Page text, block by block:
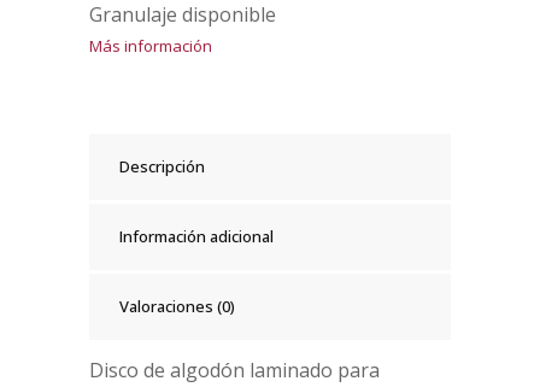
Granulaje disponible
Más información
Descripción
Información adicional
Valoraciones (0)
Disco de algodón laminado para